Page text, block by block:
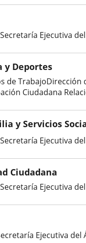
Ejecutiva
y Deportes
de
Ciudadana
y Servicios
Ejecutiva
Ciudadana
Ejecutiva
Ejecutiva